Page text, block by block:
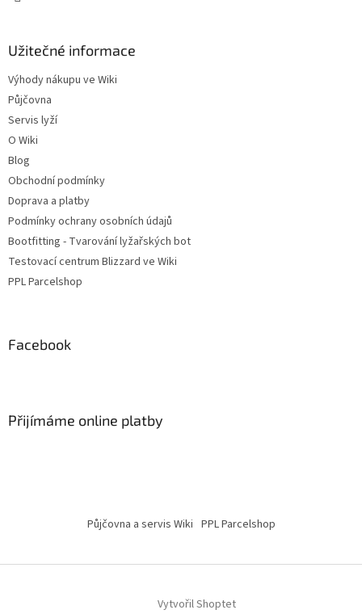
Užitečné informace
Výhody nákupu ve Wiki
Půjčovna
Servis lyží
O Wiki
Blog
Obchodní podmínky
Doprava a platby
Podmínky ochrany osobních údajů
Bootfitting - Tvarování lyžařských bot
Testovací centrum Blizzard ve Wiki
PPL Parcelshop
Facebook
Přijímáme online platby
Půjčovna a servis Wiki PPL Parcelshop
Vytvořil Shoptet